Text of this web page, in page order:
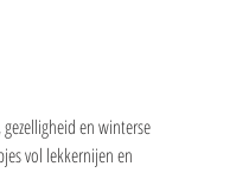
en winterse
vol lekkernijen en